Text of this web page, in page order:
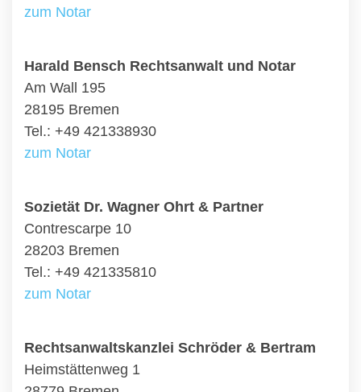
zum Notar
Harald Bensch Rechtsanwalt und Notar
Am Wall 195
28195 Bremen
Tel.: +49 421338930
zum Notar
Sozietät Dr. Wagner Ohrt & Partner
Contrescarpe 10
28203 Bremen
Tel.: +49 421335810
zum Notar
Rechtsanwaltskanzlei Schröder & Bertram
Heimstättenweg 1